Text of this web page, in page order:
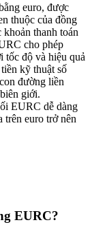
euro, được
thuộc của đồng
thanh toán
cho phép
tốc độ và hiệu quả
kỹ thuật số
đường liền
giới.
EURC dễ dàng
euro trở nên
EURC?